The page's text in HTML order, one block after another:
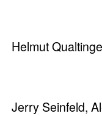
Helmut
Jerry Seinfeld,